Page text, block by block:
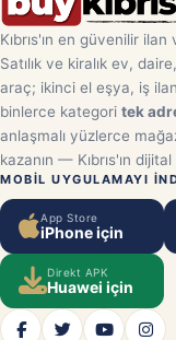
Kıbrıs'ın en güvenilir
Satılık ve kiralık ev,
araç; ikinci el eşya, iş
binlerce kategori tek
anlaşmalı yüzlerce
kazanın — Kıbrıs'ın
MOBIL UYGULAMAYI
App Store
iPhone için
Direkt APK
Huawei için